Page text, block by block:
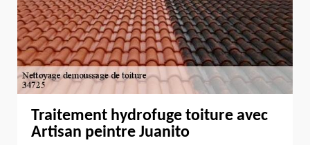
Traitement hydrofuge toiture avec
Artisan peintre Juanito